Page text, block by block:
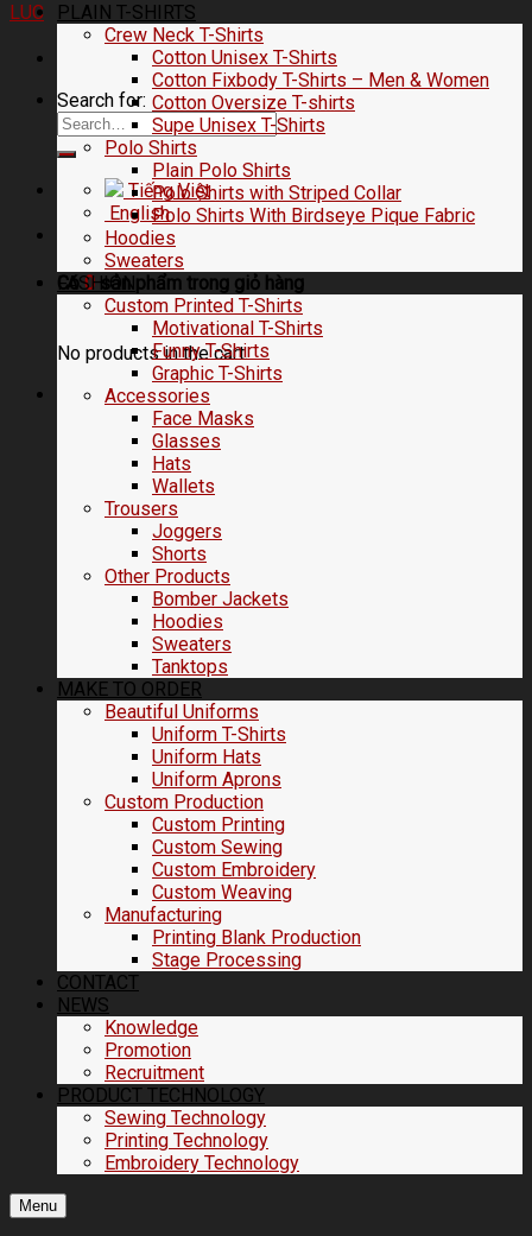
Search for:
Tiếng Việt
English
Có0 sản phẩm trong giỏ hàng
No products in the cart.
PLAIN T-SHIRTS
Crew Neck T-Shirts
Cotton Unisex T-Shirts
Cotton Fixbody T-Shirts – Men & Women
Cotton Oversize T-shirts
Supe Unisex T-Shirts
Polo Shirts
Plain Polo Shirts
Polo Shirts with Striped Collar
Polo Shirts With Birdseye Pique Fabric
Hoodies
Sweaters
FASHION
Custom Printed T-Shirts
Motivational T-Shirts
Funny T-Shirts
Graphic T-Shirts
Accessories
Face Masks
Glasses
Hats
Wallets
Trousers
Joggers
Shorts
Other Products
Bomber Jackets
Hoodies
Sweaters
Tanktops
MAKE TO ORDER
Beautiful Uniforms
Uniform T-Shirts
Uniform Hats
Uniform Aprons
Custom Production
Custom Printing
Custom Sewing
Custom Embroidery
Custom Weaving
Manufacturing
Printing Blank Production
Stage Processing
CONTACT
NEWS
Knowledge
Promotion
Recruitment
PRODUCT TECHNOLOGY
Sewing Technology
Printing Technology
Embroidery Technology
Menu